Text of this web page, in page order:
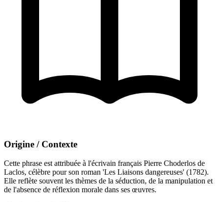
Origine / Contexte
Cette phrase est attribuée à l'écrivain français Pierre Choderlos de
Laclos, célèbre pour son roman 'Les Liaisons dangereuses' (1782).
Elle reflète souvent les thèmes de la séduction, de la manipulation et
de l'absence de réflexion morale dans ses œuvres.